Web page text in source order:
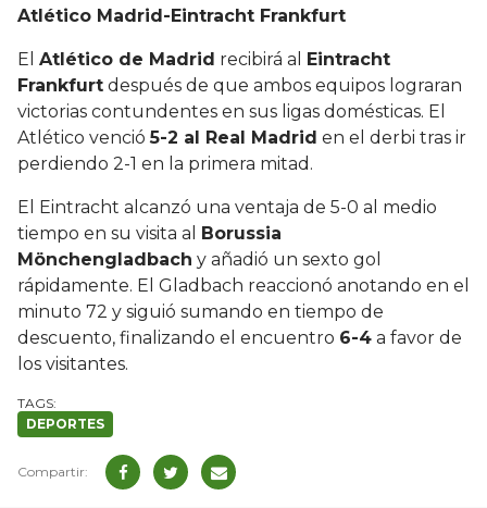
Atlético Madrid-Eintracht Frankfurt
El Atlético de Madrid recibirá al Eintracht
Frankfurt después de que ambos equipos lograran
victorias contundentes en sus ligas domésticas. El
Atlético venció5-2 al Real Madrid en el derbi tras ir
perdiendo 2-1 en la primera mitad.
El Eintracht alcanzó una ventaja de 5-0 al medio
tiempo en su visita al Borussia
Mönchengladbach y añadió un sexto gol
rápidamente. El Gladbach reaccionó anotando en el
minuto 72 y siguió sumando en tiempo de
descuento, finalizando el encuentro 6-4 a favor de
los visitantes.
DEPORTES